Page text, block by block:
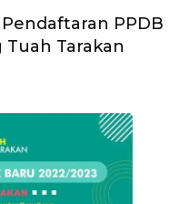
PPDB
Tuah Tarakan